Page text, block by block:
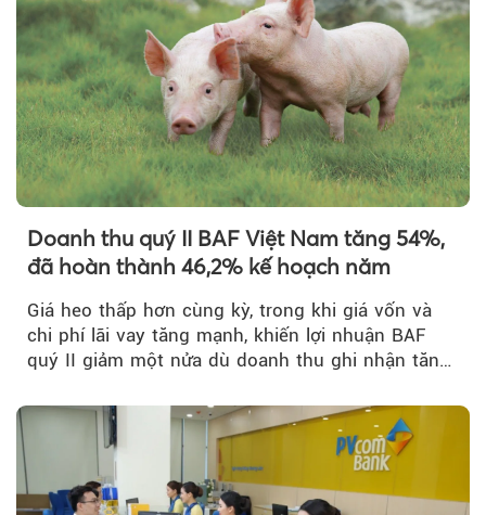
Doanh thu quý II BAF Việt Nam tăng 54%,
đã hoàn thành 46,2% kế hoạch năm
Giá heo thấp hơn cùng kỳ, trong khi giá vốn và
chi phí lãi vay tăng mạnh, khiến lợi nhuận BAF
quý II giảm một nửa dù doanh thu ghi nhận tăng